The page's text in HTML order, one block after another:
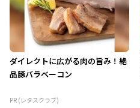
ダイレクトに広がる肉の旨み！絶
品豚バラベーコン
PR (レタスクラブ)